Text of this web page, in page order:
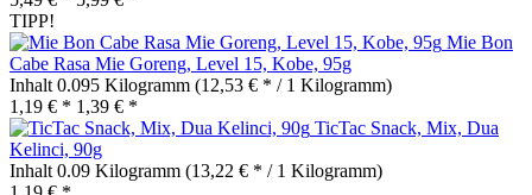
TIPP!
Mie Bon
Cabe Rasa Mie Goreng, Level 15, Kobe, 95g
Inhalt 0.095 Kilogramm (12,53 € * / 1 Kilogramm)
1,19 € * 1,39 € *
TicTac Snack, Mix, Dua
Kelinci, 90g
Inhalt 0.09 Kilogramm (13,22 € * / 1 Kilogramm)